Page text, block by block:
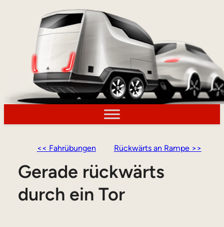
<< Fahrübungen Rückwärts an Rampe >>
Gerade rückwärts
durch ein Tor